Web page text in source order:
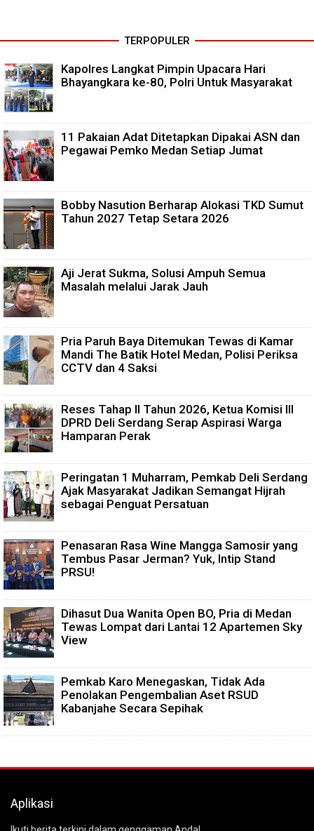
TERPOPULER
Kapolres Langkat Pimpin Upacara Hari
Bhayangkara ke-80, Polri Untuk Masyarakat
11 Pakaian Adat Ditetapkan Dipakai ASN dan
Pegawai Pemko Medan Setiap Jumat
Bobby Nasution Berharap Alokasi TKD Sumut
Tahun 2027 Tetap Setara 2026
Aji Jerat Sukma, Solusi Ampuh Semua
Masalah melalui Jarak Jauh
Pria Paruh Baya Ditemukan Tewas di Kamar
Mandi The Batik Hotel Medan, Polisi Periksa
CCTV dan 4 Saksi
Reses Tahap II Tahun 2026, Ketua Komisi III
DPRD Deli Serdang Serap Aspirasi Warga
Hamparan Perak
Peringatan 1 Muharram, Pemkab Deli Serdang
Ajak Masyarakat Jadikan Semangat Hijrah
sebagai Penguat Persatuan
Penasaran Rasa Wine Mangga Samosir yang
Tembus Pasar Jerman? Yuk, Intip Stand
PRSU!
Dihasut Dua Wanita Open BO, Pria di Medan
Tewas Lompat dari Lantai 12 Apartemen Sky
View
Pemkab Karo Menegaskan, Tidak Ada
Penolakan Pengembalian Aset RSUD
Kabanjahe Secara Sepihak
Aplikasi